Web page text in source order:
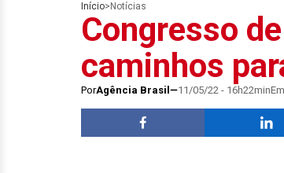
Início> Notícias
Congresso
caminhos
PorAgência Brasil 11/05/22 - 16h22minEm